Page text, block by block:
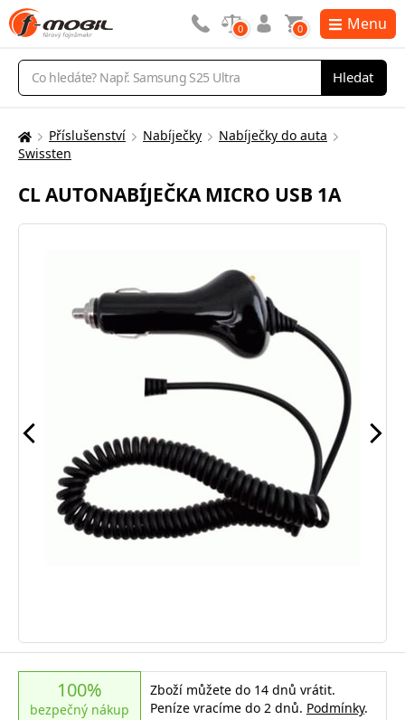
Vyhledávání
Hledat
0 0 Menu
Zde
nacházíte:
Příslušenství Nabíječky
Nabíječky do auta
Swissten
CL AUTONABÍJEČKA MICRO USB 1A
100%
bezpečný nákup
Zboží můžete do 14 dnů vrátit.
Peníze vracíme do 2 dnů. Podmínky.